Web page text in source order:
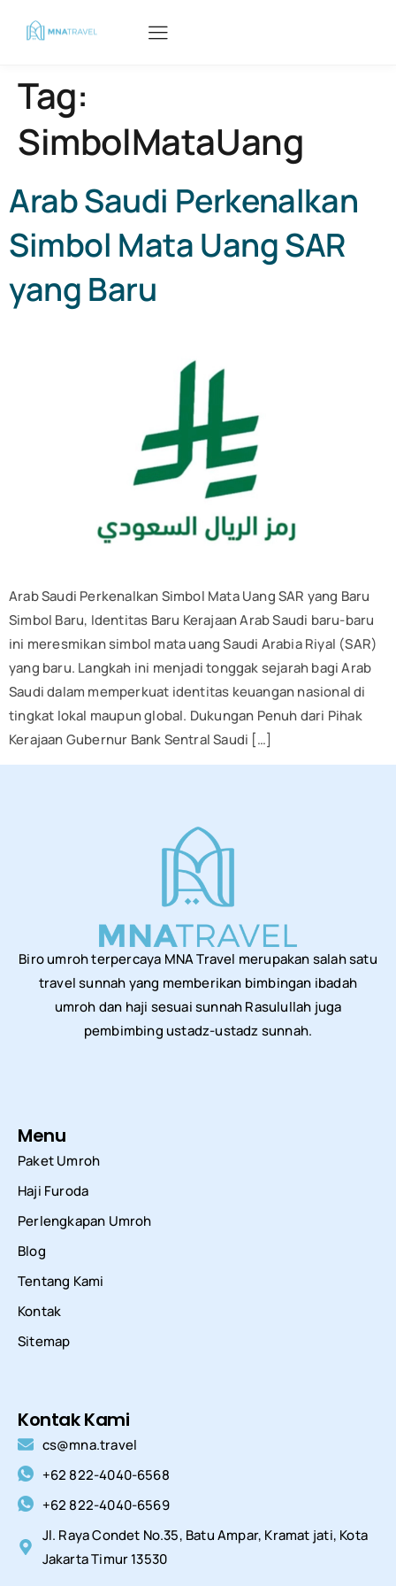
Tag:
SimbolMataUang
Arab Saudi Perkenalkan
Simbol Mata Uang SAR
yang Baru
Arab Saudi Perkenalkan Simbol Mata Uang SAR yang Baru
Simbol Baru, Identitas Baru Kerajaan Arab Saudi baru-baru
ini meresmikan simbol mata uang Saudi Arabia Riyal (SAR)
yang baru. Langkah ini menjadi tonggak sejarah bagi Arab
Saudi dalam memperkuat identitas keuangan nasional di
tingkat lokal maupun global. Dukungan Penuh dari Pihak
Kerajaan Gubernur Bank Sentral Saudi […]
Biro umroh terpercaya MNA Travel merupakan salah satu
travel sunnah yang memberikan bimbingan ibadah
umroh dan haji sesuai sunnah Rasulullah juga
pembimbing ustadz-ustadz sunnah.
Menu
Paket Umroh
Haji Furoda
Perlengkapan Umroh
Blog
Tentang Kami
Kontak
Sitemap
Kontak Kami
cs@mna.travel
+62 822-4040-6568
+62 822-4040-6569
Jl. Raya Condet No.35, Batu Ampar, Kramat jati, Kota
Jakarta Timur 13530